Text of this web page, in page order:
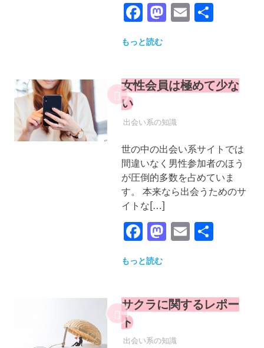
Facebook
Mastodon
Email
共
もっと読む
女性会員は極めて少な
い
2022年12月25日
YYYPRO
出会い系の知識
世の中の出会い系サイトでは
間違いなく男性参加者のほう
が圧倒的多数を占めていま
す。 本来なら出会うためのサ
イトな[…]
Facebook
Mastodon
Email
共
もっと読む
サクラに関するレポー
ト
2022年12月25日
YYYPRO
出会い系の知識